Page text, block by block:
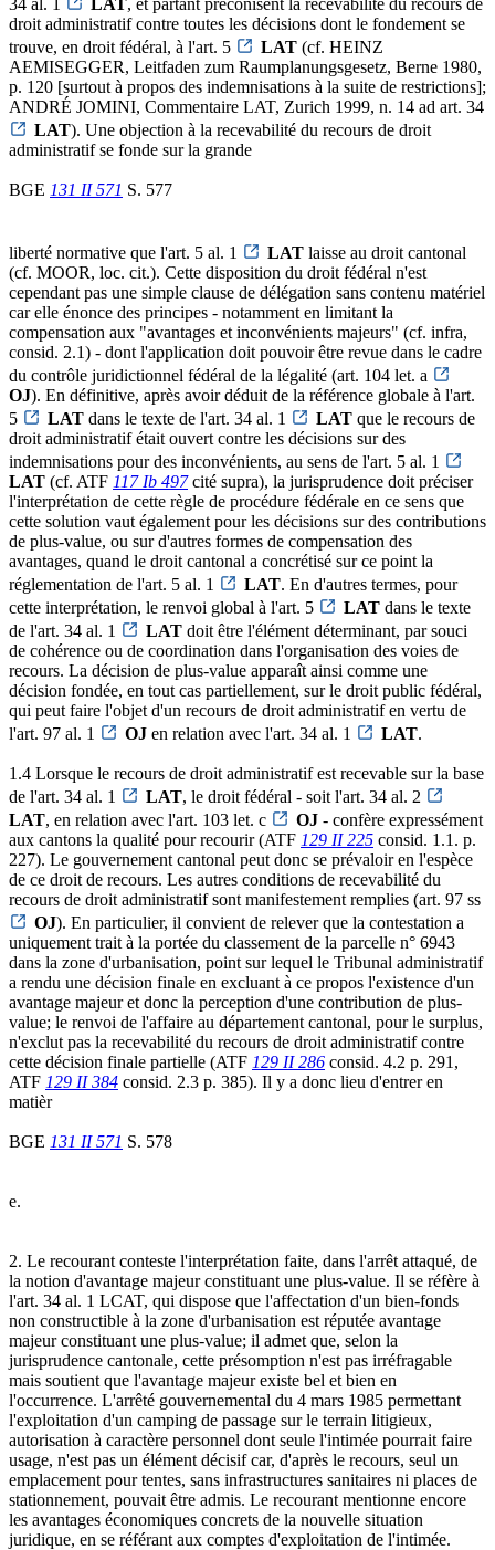
droit administratif contre toutes les décisions dont le fondement se
trouve, en droit fédéral, à l'art. 5
LAT (cf. HEINZ
AEMISEGGER, Leitfaden zum Raumplanungsgesetz, Berne 1980,
p. 120 [surtout à propos des indemnisations à la suite de restrictions];
ANDRÉ JOMINI, Commentaire LAT, Zurich 1999, n. 14 ad art. 34
LAT). Une objection à la recevabilité du recours de droit
administratif se fonde sur la grande
BGE 131 II 571 S. 577
liberté normative que l'art. 5 al. 1 LAT laisse au droit cantonal
(cf. MOOR, loc. cit.). Cette disposition du droit fédéral n'est
cependant pas une simple clause de délégation sans contenu matériel
car elle énonce des principes - notamment en limitant la
compensation aux "avantages et inconvénients majeurs" (cf. infra,
consid. 2.1) - dont l'application doit pouvoir être revue dans le cadre
du contrôle juridictionnel fédéral de la légalité (art. 104 let. a
OJ). En définitive, après avoir déduit de la référence globale à l'art.
5
LAT dans le texte de l'art. 34 al. 1 LAT que le recours de
droit administratif était ouvert contre les décisions sur des
indemnisations pour des inconvénients, au sens de l'art. 5 al. 1
LAT (cf. ATF 117 Ib 497cité supra), la jurisprudence doit préciser
l'interprétation de cette règle de procédure fédérale en ce sens que
cette solution vaut également pour les décisions sur des contributions
de plus-value, ou sur d'autres formes de compensation des
avantages, quand le droit cantonal a concrétisé sur ce point la
réglementation de l'art. 5 al. 1
LAT. En d'autres termes, pour
cette interprétation, le renvoi global à l'art. 5
LAT dans le texte
de l'art. 34 al. 1
LAT doit être l'élément déterminant, par souci
de cohérence ou de coordination dans l'organisation des voies de
recours. La décision de plus-value apparaît ainsi comme une
décision fondée, en tout cas partiellement, sur le droit public fédéral,
qui peut faire l'objet d'un recours de droit administratif en vertu de
l'art. 97 al. 1
OJ en relation avec l'art. 34 al. 1 LAT.
1.4 Lorsque le recours de droit administratif est recevable sur la base
de l'art. 34 al. 1
LAT, le droit fédéral - soit l'art. 34 al. 2
LAT, en relation avec l'art. 103 let. c OJ - confère expressément
aux cantons la qualité pour recourir (ATF 129 II 225 consid. 1.1. p.
227). Le gouvernement cantonal peut donc se prévaloir en l'espèce
de ce droit de recours. Les autres conditions de recevabilité du
recours de droit administratif sont manifestement remplies (art. 97 ss
OJ). En particulier, il convient de relever que la contestation a
uniquement trait à la portée du classement de la parcelle n° 6943
dans la zone d'urbanisation, point sur lequel le Tribunal administratif
a rendu une décision finale en excluant à ce propos l'existence d'un
avantage majeur et donc la perception d'une contribution de plus-
value; le renvoi de l'affaire au département cantonal, pour le surplus,
n'exclut pas la recevabilité du recours de droit administratif contre
cette décision finale partielle (ATF 129 II 286 consid. 4.2 p. 291,
ATF 129 II 384 consid. 2.3 p. 385). Il y a donc lieu d'entrer en
matièr
BGE 131 II 571 S. 578
e.
2. Le recourant conteste l'interprétation faite, dans l'arrêt attaqué, de
la notion d'avantage majeur constituant une plus-value. Il se réfère à
l'art. 34 al. 1 LCAT, qui dispose que l'affectation d'un bien-fonds
non constructible à la zone d'urbanisation est réputée avantage
majeur constituant une plus-value; il admet que, selon la
jurisprudence cantonale, cette présomption n'est pas irréfragable
mais soutient que l'avantage majeur existe bel et bien en
l'occurrence. L'arrêté gouvernemental du 4 mars 1985 permettant
l'exploitation d'un camping de passage sur le terrain litigieux,
autorisation à caractère personnel dont seule l'intimée pourrait faire
usage, n'est pas un élément décisif car, d'après le recours, seul un
emplacement pour tentes, sans infrastructures sanitaires ni places de
stationnement, pouvait être admis. Le recourant mentionne encore
les avantages économiques concrets de la nouvelle situation
juridique, en se référant aux comptes d'exploitation de l'intimée.